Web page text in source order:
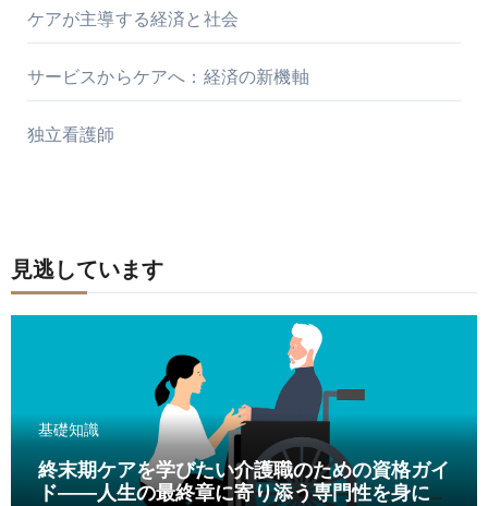
ケアが主導する経済と社会
サービスからケアへ：経済の新機軸
独立看護師
見逃しています
基礎知識
終末期ケアを学びたい介護職のための資格ガイ
ド――人生の最終章に寄り添う専門性を身につ